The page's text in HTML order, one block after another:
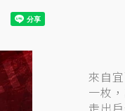
來自
一枚
走出